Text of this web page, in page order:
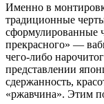
Именно в
традиционные
сформулированные
прекрасного» —
чего-либо
представлении
сдержанность,
«ржавчина». Этим